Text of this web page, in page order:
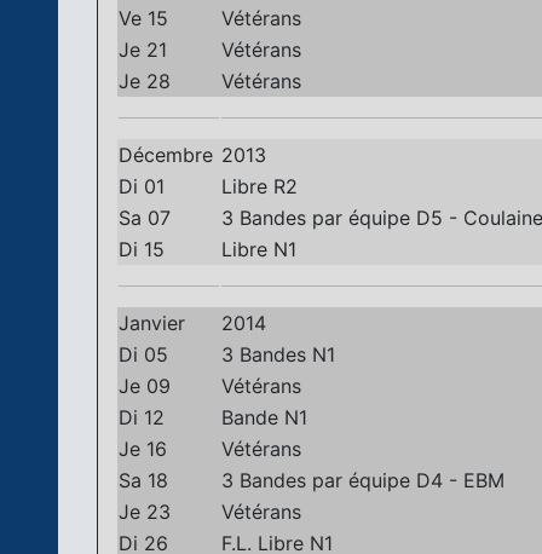
Ve 15
Vétérans
Je 21
Vétérans
Je 28
Vétérans
Décembre 2013
Di 01
Libre R2
Sa 07
3 Bandes par équipe D5 -
Di 15
Libre N1
Janvier
2014
Di 05
3 Bandes N1
Je 09
Vétérans
Di 12
Bande N1
Je 16
Vétérans
Sa 18
3 Bandes par équipe D4 - EBM
Je 23
Vétérans
Di 26
F.L. Libre N1